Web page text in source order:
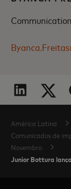
América Latina
Comunicados de
Novembro
Junior Bottura